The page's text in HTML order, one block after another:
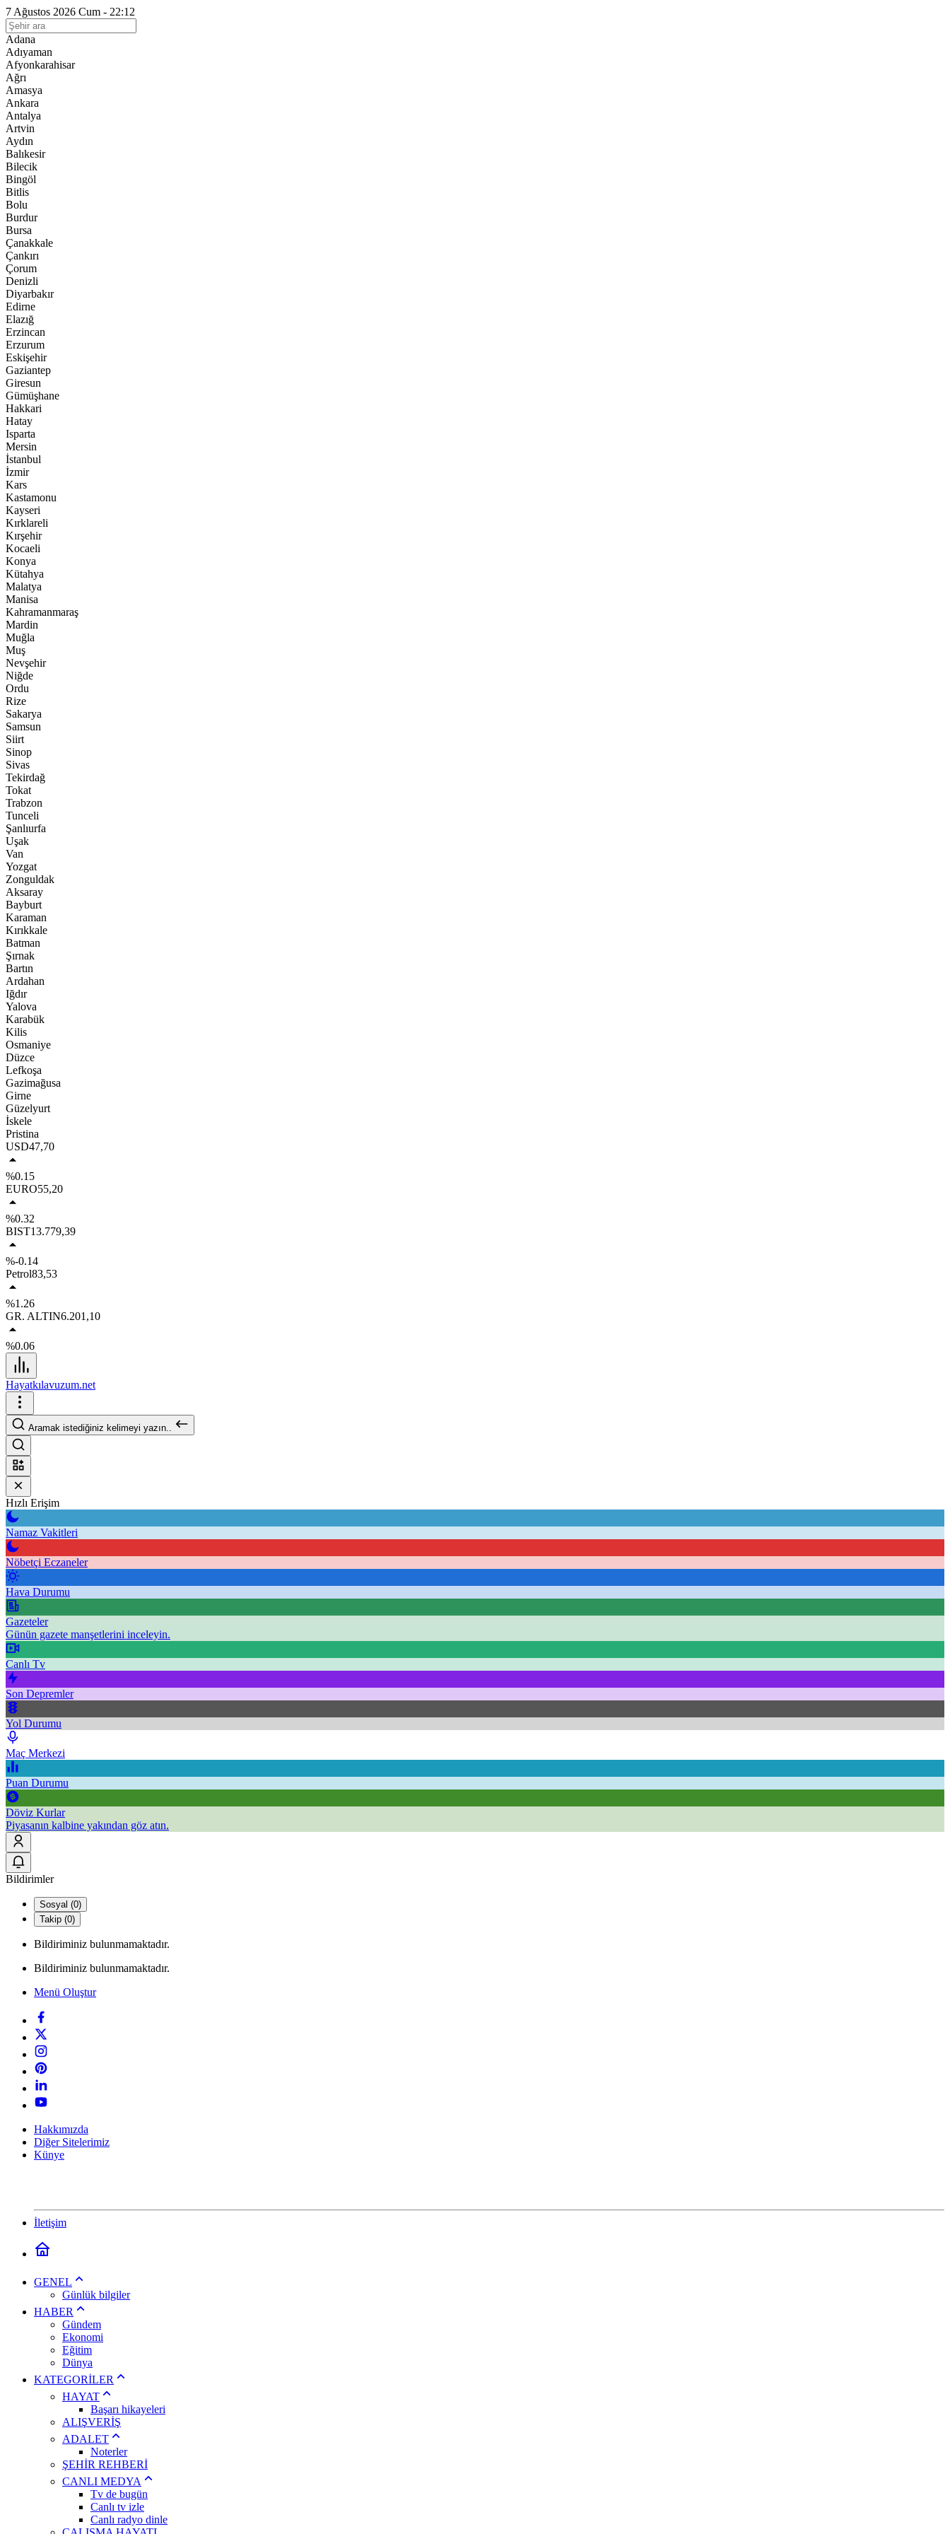
7 Ağustos 2026 Cum - 22:12
Adana
Adıyaman
Afyonkarahisar
Ağrı
Amasya
Ankara
Antalya
Artvin
Aydın
Balıkesir
Bilecik
Bingöl
Bitlis
Bolu
Burdur
Bursa
Çanakkale
Çankırı
Çorum
Denizli
Diyarbakır
Edirne
Elazığ
Erzincan
Erzurum
Eskişehir
Gaziantep
Giresun
Gümüşhane
Hakkari
Hatay
Isparta
Mersin
İstanbul
İzmir
Kars
Kastamonu
Kayseri
Kırklareli
Kırşehir
Kocaeli
Konya
Kütahya
Malatya
Manisa
Kahramanmaraş
Mardin
Muğla
Muş
Nevşehir
Niğde
Ordu
Rize
Sakarya
Samsun
Siirt
Sinop
Sivas
Tekirdağ
Tokat
Trabzon
Tunceli
Şanlıurfa
Uşak
Van
Yozgat
Zonguldak
Aksaray
Bayburt
Karaman
Kırıkkale
Batman
Şırnak
Bartın
Ardahan
Iğdır
Yalova
Karabük
Kilis
Osmaniye
Düzce
Lefkoşa
Gazimağusa
Girne
Güzelyurt
İskele
Pristina
USD47,70
%0.15
EURO55,20
%0.32
BIST13.779,39
%-0.14
Petrol83,53
%1.26
GR. ALTIN6.201,10
%0.06
Hayatkılavuzum.net
Aramak istediğiniz kelimeyi yazın..
Hızlı Erişim
Namaz Vakitleri
Nöbetçi Eczaneler
Hava Durumu
Gazeteler
Günün gazete manşetlerini inceleyin.
Canlı Tv
Son Depremler
Yol Durumu
Maç Merkezi
Puan Durumu
Döviz Kurlar
Piyasanın kalbine yakından göz atın.
Bildirimler
Sosyal (0)
Takip (0)
Bildiriminiz bulunmamaktadır.
Bildiriminiz bulunmamaktadır.
Menü Oluştur
Hakkımızda
Diğer Sitelerimiz
Künye
İletişim
GENEL
Günlük bilgiler
HABER
Gündem
Ekonomi
Eğitim
Dünya
KATEGORİLER
HAYAT
Başarı hikayeleri
ALIŞVERİŞ
ADALET
Noterler
ŞEHİR REHBERİ
CANLI MEDYA
Tv de bugün
Canlı tv izle
Canlı radyo dinle